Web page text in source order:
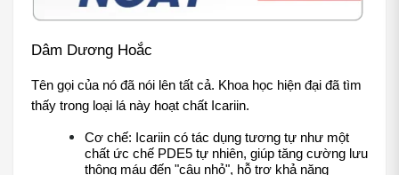
Dâm Dương Hoắc
Tên gọi của nó đã nói lên tất cả. Khoa học hiện đại đã tìm
thấy trong loại lá này hoạt chất Icariin.
Cơ chế: Icariin có tác dụng tương tự như một
chất ức chế PDE5 tự nhiên, giúp tăng cường lưu
thông máu đến "cậu nhỏ", hỗ trợ khả năng